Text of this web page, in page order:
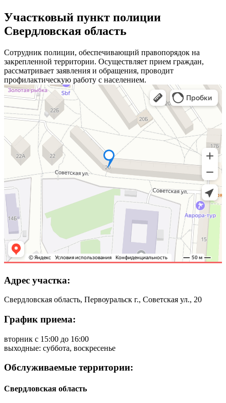
Участковый пункт полиции
Свердловская область
Сотрудник полиции, обеспечивающий правопорядок на
закрепленной территории. Осуществляет прием граждан,
рассматривает заявления и обращения, проводит
профилактическую работу с населением.
Адрес участка:
Свердловская область, Первоуральск г., Советская ул., 20
График приема:
вторник с 15:00 до 16:00
выходные: суббота, воскресенье
Обслуживаемые территории:
Свердловская область